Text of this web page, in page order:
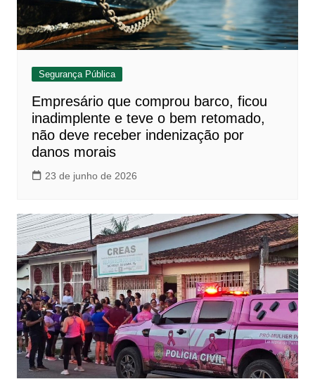
Segurança Pública
Empresário que comprou barco, ficou
inadimplente e teve o bem retomado,
não deve receber indenização por
danos morais
23 de junho de 2026